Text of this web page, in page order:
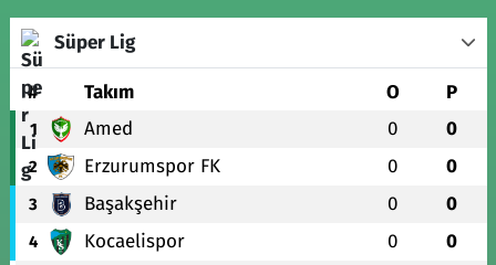
Süper Lig
# Takım O P
1 Amed 0 0
2 Erzurumspor FK 0 0
3 Başakşehir 0 0
4 Kocaelispor 0 0